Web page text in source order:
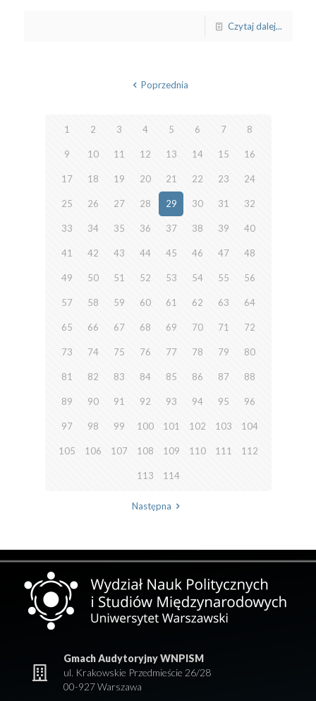
Czytaj dalej...
Poprzednia
1 2 3 4 5 6 7 8
9 10 11 12 13 14 15 16
17 18 19 20 21 22 23 24
25 26 27 28 29 30 31 32
33 34 35 36 37 38 39 40
41 42 43 44 45 46 47 48
49 50 51 52 53 54 55 56
57 58 59 60 61 62 63 64
65 66 67 68 69 70 71 72
73 74 75 76 77 78 79 80
81 82 83 84 85 86 87 88
89 90 91 92 93 94 95 96
97 98 99 100 101 102 103 104
105 106 107 108 109 110 111 112
113 114
Następna
Gmach Audytoryjny WNPISM
ul. Krakowskie Przedmieście 26/28
00-927 Warszawa